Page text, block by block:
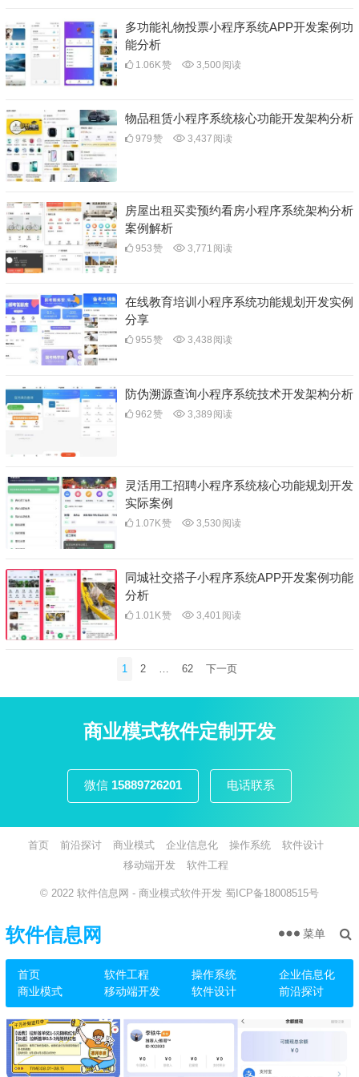
多功能礼物投票小程序系统APP开发案例功
能分析
1.06K赞 3,500 阅读
物品租赁小程序系统核心功能开发架构分析
979赞 3,437 阅读
房屋出租买卖预约看房小程序系统架构分析
案例解析
953赞 3,771 阅读
在线教育培训小程序系统功能规划开发实例
分享
955赞 3,438 阅读
防伪溯源查询小程序系统技术开发架构分析
962赞 3,389 阅读
灵活用工招聘小程序系统核心功能规划开发
实际案例
1.07K赞 3,530 阅读
同城社交搭子小程序系统APP开发案例功能
分析
1.01K赞 3,401 阅读
分
1 2 62 下一页
商业模式软件定制开发
微信 15889726201 电话联系
首页 前沿探讨 商业模式 企业信息化 操作系统
软件设计
移动端开发
软件工程
© 2022 软件信息网 - 商业模式软件开发 蜀ICP备18008515号
软件信息网
首页 软件工程 操作系统
企业信息化
商业模式
移动端开发 软件设计 前沿探讨
菜单